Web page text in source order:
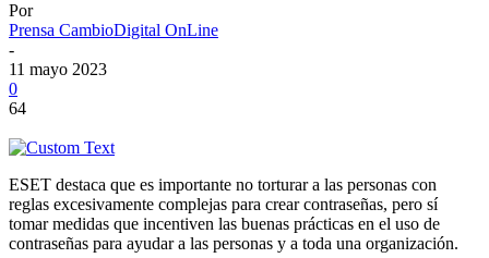
Por
Prensa CambioDigital OnLine
-
11 mayo 2023
0
64
ESET destaca que es importante no torturar a las personas con
reglas excesivamente complejas para crear contraseñas, pero sí
tomar medidas que incentiven las buenas prácticas en el uso de
contraseñas para ayudar a las personas y a toda una organización.